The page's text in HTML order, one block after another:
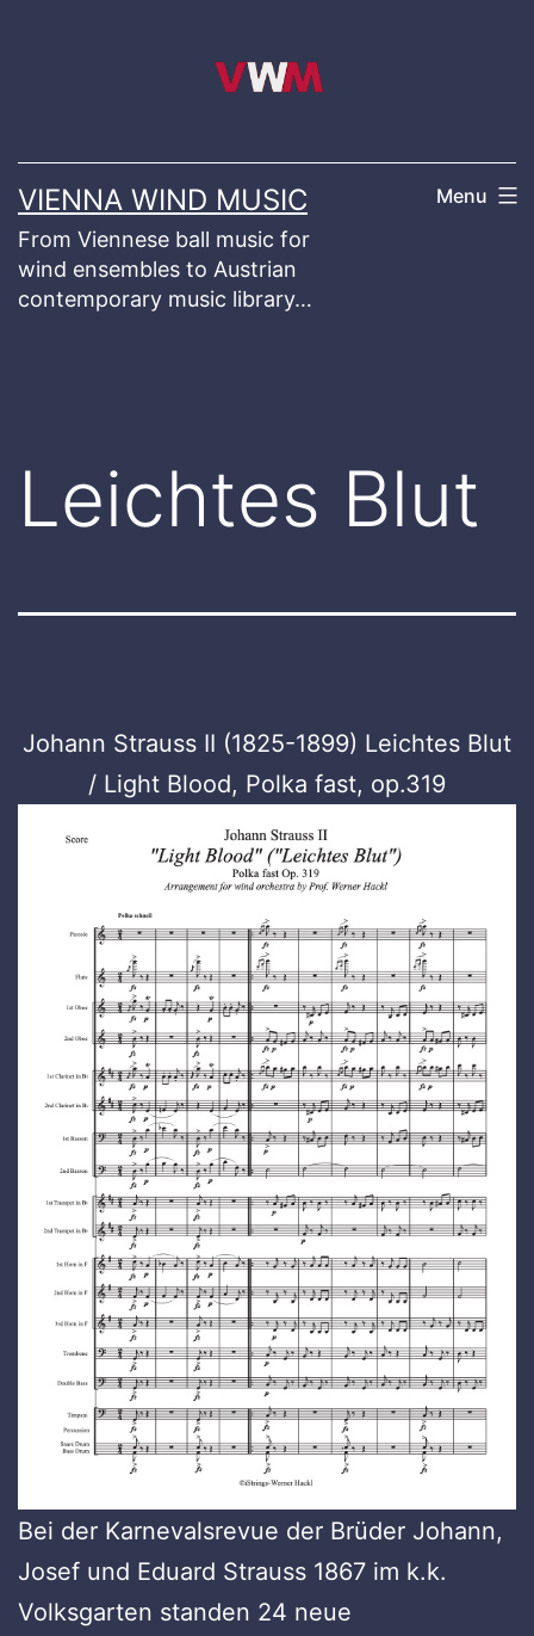
VIENNA WIND MUSIC
From Viennese ball music for
wind ensembles to Austrian
contemporary music library…
Menu
Leichtes Blut
Johann Strauss II (1825-1899) Leichtes Blut
/ Light Blood, Polka fast, op.319
Bei der Karnevalsrevue der Brüder Johann,
Josef und Eduard Strauss 1867 im k.k.
Volksgarten standen 24 neue